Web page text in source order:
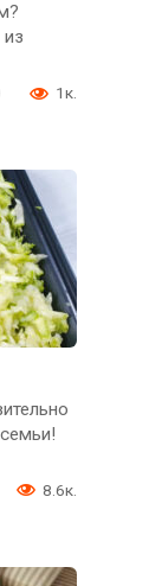
из
1к.
8.6к.